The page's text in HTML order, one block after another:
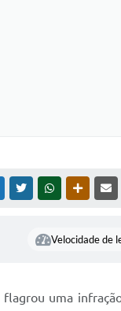
MESSENGER
TWITTERWHATSAPP
Velocidade de
uma